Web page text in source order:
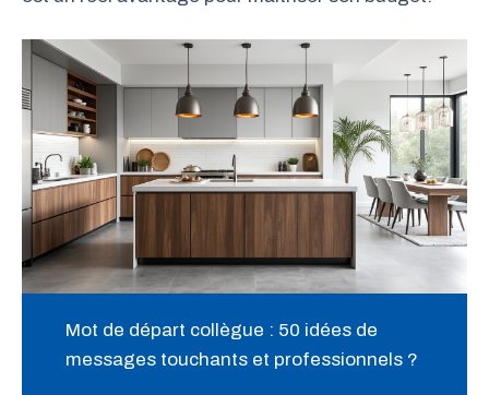
Mot de départ collègue : 50 idées de
messages touchants et professionnels ?